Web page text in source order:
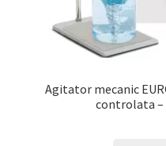
Agitator mecanic
controlata –